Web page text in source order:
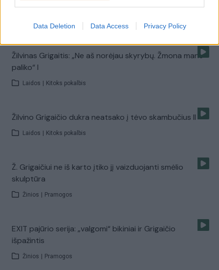
Data Deletion Data Access Privacy Policy
žmona!
Žilvinas Grigaitis: „Ne aš norėjau skyrybų. Žmona mane
paliko“ I
Laidos Kitoks pokalbis
Žilvino Grigaičio dukra neatsako į tėvo skambučius II
Laidos Kitoks pokalbis
Ž. Grigaičiui ne iš karto įtiko jį vaizduojanti smėlio
skulptūra
Žinios Pramogos
EXIT pajūrio serija: „valgomi“ bikiniai ir Grigaičio
išpažintis
Žinios Pramogos